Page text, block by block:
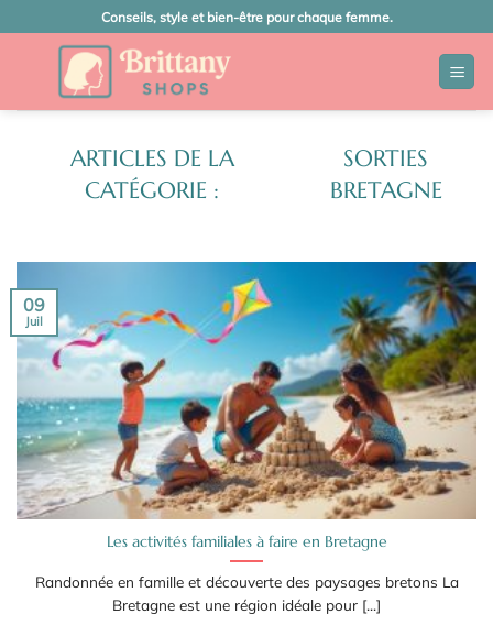
au
Conseils, style et bien-être pour chaque femme.
SORTIES
BRETAGNE
Les activités familiales à faire en Bretagne
Randonnée en famille et découverte des paysages bretons La
Bretagne est une région idéale pour [...]
09
Juil